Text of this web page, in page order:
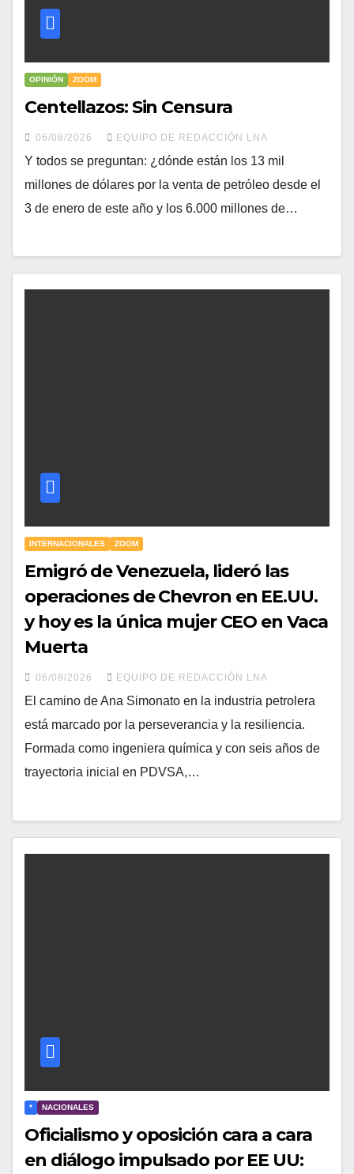
OPINIÓN ZOOM
Centellazos: Sin Censura
06/08/2026 EQUIPO DE REDACCIÓN LNA
​Y todos se preguntan: ¿dónde están los 13 mil
millones de dólares por la venta de petróleo desde el
3 de enero de este año y los 6.000 millones de…
INTERNACIONALES ZOOM
Emigró de Venezuela, lideró las
operaciones de Chevron en EE.UU.
y hoy es la única mujer CEO en Vaca
Muerta
06/08/2026 EQUIPO DE REDACCIÓN LNA
​El camino de Ana Simonato en la industria petrolera
está marcado por la perseverancia y la resiliencia.
Formada como ingeniera química y con seis años de
trayectoria inicial en PDVSA,…
* NACIONALES
Oficialismo y oposición cara a cara
en diálogo impulsado por EE UU: